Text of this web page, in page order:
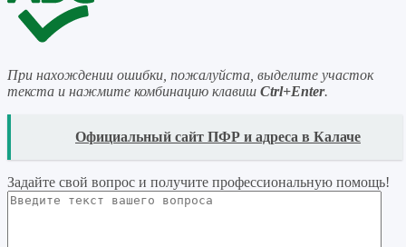
При нахождении ошибки, пожалуйста, выделите участок
текста и нажмите комбинацию клавиш Ctrl+Enter.
Официальный сайт ПФР и адреса в Калаче
Задайте свой вопрос и получите профессиональную помощь!